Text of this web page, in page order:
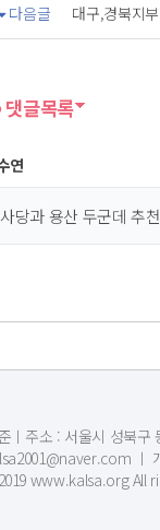
다음글 대구,경북지
댓글목록
연
사당과 용산 두군데 추
ㅣ주소 : 서울시 성북구
ㅣ
www.kalsa.org All